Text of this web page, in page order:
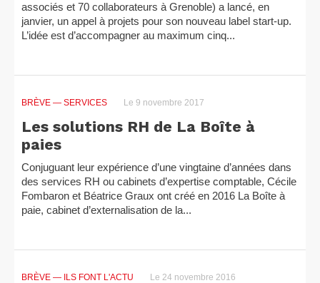
associés et 70 collaborateurs à Grenoble) a lancé, en
janvier, un appel à projets pour son nouveau label start-up.
L’idée est d’accompagner au maximum cinq...
BRÈVE — SERVICES Le 9 novembre 2017
Les solutions RH de La Boîte à
paies
Conjuguant leur expérience d’une vingtaine d’années dans
des services RH ou cabinets d’expertise comptable, Cécile
Fombaron et Béatrice Graux ont créé en 2016 La Boîte à
paie, cabinet d’externalisation de la...
BRÈVE — ILS FONT L'ACTU Le 24 novembre 2016